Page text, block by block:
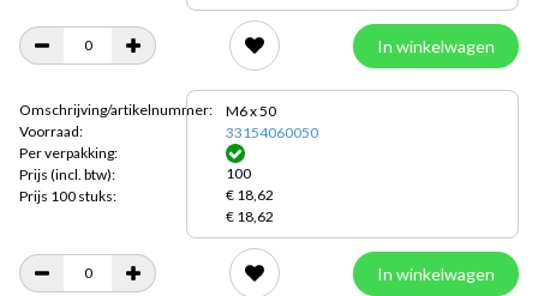
In winkelwagen
Omschrijving/artikelnummer:
Voorraad:
Per verpakking:
Prijs (incl. btw):
Prijs 100 stuks:
M6 x 50
33154060050
100
€ 18,62
€ 18,62
In winkelwagen